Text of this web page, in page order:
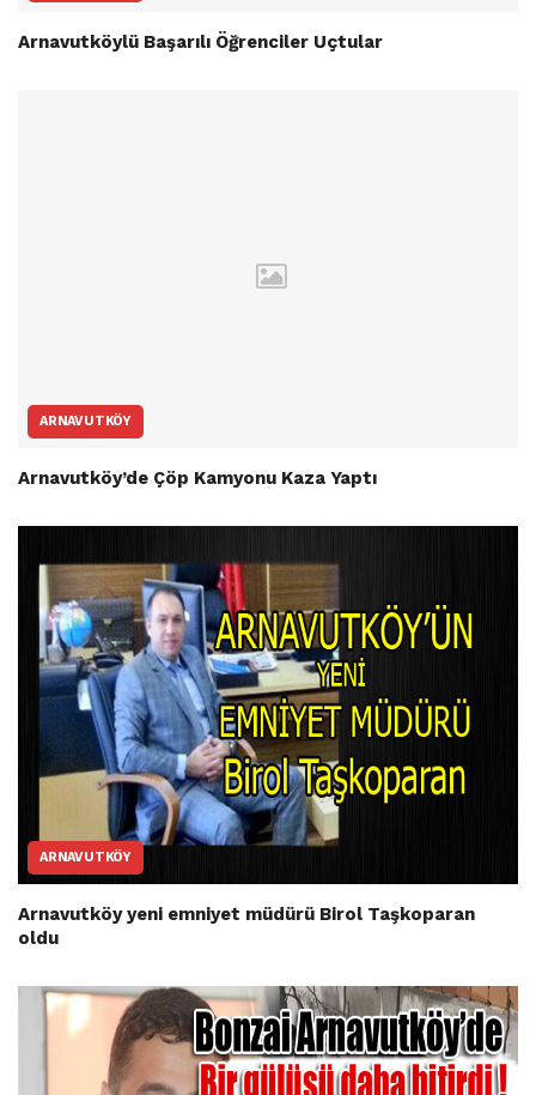
Arnavutköylü Başarılı Öğrenciler Uçtular
ARNAVUTKÖY
Arnavutköy’de Çöp Kamyonu Kaza Yaptı
ARNAVUTKÖY
Arnavutköy yeni emniyet müdürü Birol Taşkoparan
oldu